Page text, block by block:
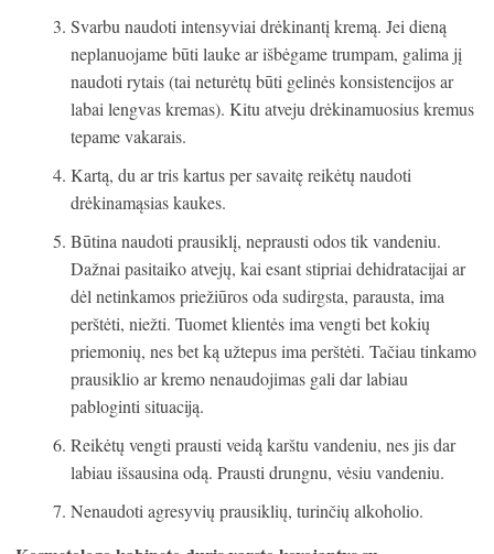
Svarbu naudoti intensyviai drėkinantį kremą. Jei dieną
neplanuojame būti lauke ar išbėgame trumpam, galima jį
naudoti rytais (tai neturėtų būti gelinės konsistencijos ar
labai lengvas kremas). Kitu atveju drėkinamuosius kremus
tepame vakarais.
Kartą, du ar tris kartus per savaitę reikėtų naudoti
drėkinamąsias kaukes.
Būtina naudoti prausiklį, neprausti odos tik vandeniu.
Dažnai pasitaiko atvejų, kai esant stipriai dehidratacijai ar
dėl netinkamos priežiūros oda sudirgsta, parausta, ima
perštėti, niežti. Tuomet klientės ima vengti bet kokių
priemonių, nes bet ką užtepus ima perštėti. Tačiau tinkamo
prausiklio ar kremo nenaudojimas gali dar labiau
pabloginti situaciją.
Reikėtų vengti prausti veidą karštu vandeniu, nes jis dar
labiau išsausina odą. Prausti drungnu, vėsiu vandeniu.
Nenaudoti agresyvių prausiklių, turinčių alkoholio.